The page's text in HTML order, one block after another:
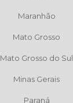
Maranhão
Mato Grosso
Mato Grosso do Sul
Minas Gerais
Paraná